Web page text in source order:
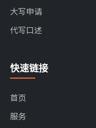
大写申请
代写口述
快速链接
首页
服务